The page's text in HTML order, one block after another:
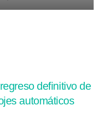
definitivo de
automáticos